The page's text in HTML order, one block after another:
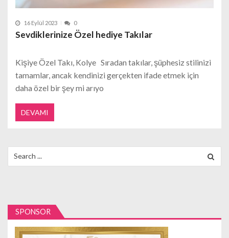
16 Eylül 2023 0
Sevdiklerinize Özel hediye Takılar
Kişiye Özel Takı, Kolye Sıradan takılar, şüphesiz stilinizi
tamamlar, ancak kendinizi gerçekten ifade etmek için
daha özel bir şey mi arıyo
DEVAMI
for:
SPONSOR